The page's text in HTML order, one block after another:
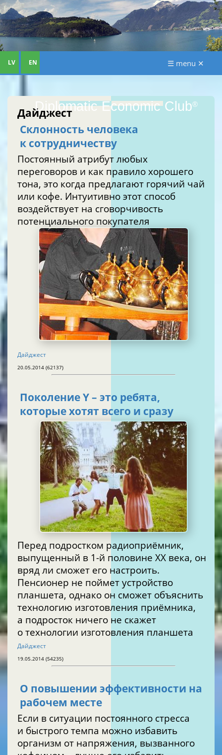
Diplomatic Economic Club®
LV EN ☰ menu ✕
Дайджест
Склонность человека
к сотрудничеству
Постоянный атрибут любых
переговоров и как правило хорошего
тона, это когда предлагают горячий чай
или кофе. Интуитивно этот способ
воздействует на сговорчивость
потенциального покупателя
Дайджест
20.05.2014 (62137)
Поколение Y – это ребята,
которые хотят всего и сразу
Перед подростком радиоприёмник,
выпущенный в 1-й половине XX века, он
вряд ли сможет его настроить.
Пенсионер не поймет устройство
планшета, однако он сможет объяснить
технологию изготовления приёмника,
а подросток ничего не скажет
о технологии изготовления планшета
Дайджест
19.05.2014 (54235)
О повышении эффективности на
рабочем месте
Если в ситуации постоянного стресса
и быстрого темпа можно избавить
организм от напряжения, вызванного